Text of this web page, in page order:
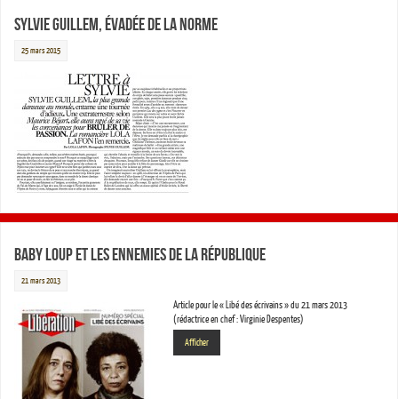
Sylvie Guillem, évadée de la norme
25 mars 2015
Baby Loup et les ennemies de la République
21 mars 2013
Article pour le « Libé des écrivains » du 21 mars 2013
(rédactrice en chef : Virginie Despentes)
Afficher